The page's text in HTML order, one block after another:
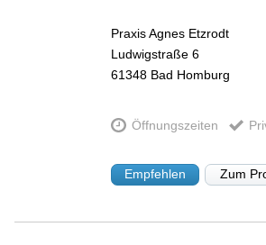
Praxis Agnes Etzrodt
Ludwigstraße 6
61348 Bad Homburg
Öffnungszeiten
Empfehlen Zum